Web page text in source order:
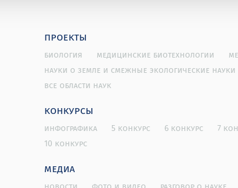
проекты
биология медицинские биотехнологии
науки о земле и смежные экологические науки
все области наук
конкурсы
инфографика 5 конкурс 6 конкурс 7
10 конкурс
медиа